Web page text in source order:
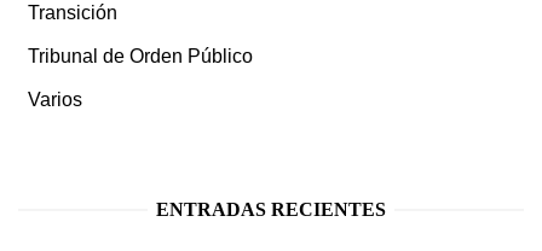
Transición
Tribunal de Orden Público
Varios
ENTRADAS RECIENTES